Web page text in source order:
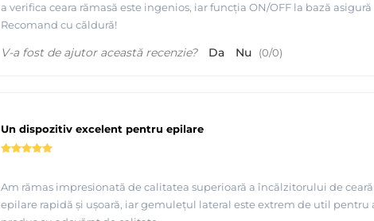
a verifica ceara rămasă este ingenios, iar funcția ON/OFF la bază
Recomand cu căldură!
V-a fost de ajutor această recenzie? Da Nu (0/0)
Un dispozitiv excelent pentru epilare
Am rămas impresionată de calitatea superioară a încălzitorului de
epilare rapidă și ușoară, iar gemulețul lateral este extrem de util